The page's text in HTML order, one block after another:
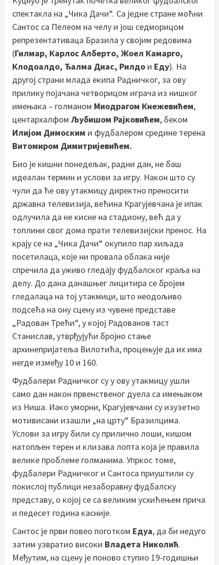
спектакла на „Чика Дачи“. Са једне стране моћни
Сантос са Пелеом на челу и још седморицом
репрезентативаца Бразила у својим редовима
(Гилмар, Карлос Алберто, Жоел Камарго,
Клодоалдо, Ђалма Диас, Рилдо и Еду). На
другој страни млада екипа Радничког, за ову
прилику појачана четворицом играча из нишког
имењака – голманом Миодрагом Кнежевићем,
центархалфом Љубишом Рајковићем, беком
Илијом Димоским и фудбалером средине терена
Витомиром Димитријевићем.
Био је кишни понедељак, радни дан, не баш
идеалан термин и услови за игру. Након што су
чули да ће ову утакмицу директно преносити
државна телевизија, већина Крагујевчана је ипак
одлучила да не кисне на стадиону, већ да у
топлини свог дома прати телевизијски пренос. На
крају се на „Чика Дачи“ окупило пар хиљада
посетилаца, које ни провала облака није
спречила да уживо гледају фудбалског краља на
делу. До дана данашњег лицитира се бројем
гледалаца на тој утакмици, што неодољиво
подсећа на ону сцену из чувене представе
„Радован Трећи“, у којој Радованов таст
Станислав, утврђујући бројно стање
архинепријатеља Вилотића, процењује да их има
негде између 10 и 160.
Фудбалери Радничког су у ову утакмицу ушли
само дан након првенственог дуела са имењаком
из Ниша. Иако уморни, Крагујевчани су изузетно
мотивисани изашли „на црту“ Бразилцима.
Услови за игру били су прилично лоши, кишом
натопљен терен и клизава лопта која је правила
велике проблеме голманима. Упркос томе,
фудбалери Радничког и Сантоса приуштили су
покислој публици незаборавну фудбалску
представу, о којој се са великим усхићењем прича
и педесет година касније.
Сантос је први повео поготком Едуа, да би недуго
затим узвратио високи Владета Николић.
Међутим, на сцену је поново ступио 19-годишњи